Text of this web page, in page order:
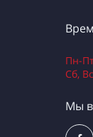
Пн-
Сб,
Мы в